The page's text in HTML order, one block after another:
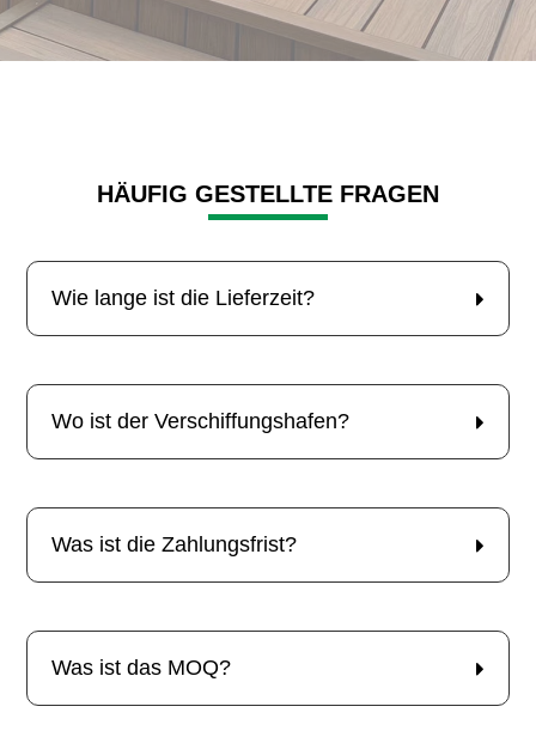
HÄUFIG GESTELLTE FRAGEN
Wie lange ist die Lieferzeit?
Wo ist der Verschiffungshafen?
Was ist die Zahlungsfrist?
Was ist das MOQ?